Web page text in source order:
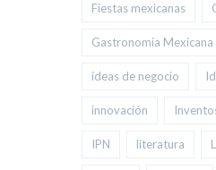
Fiestas mexicanas
Gastronomía Mexicana
ideas de negocio
innovación
IPN literatura